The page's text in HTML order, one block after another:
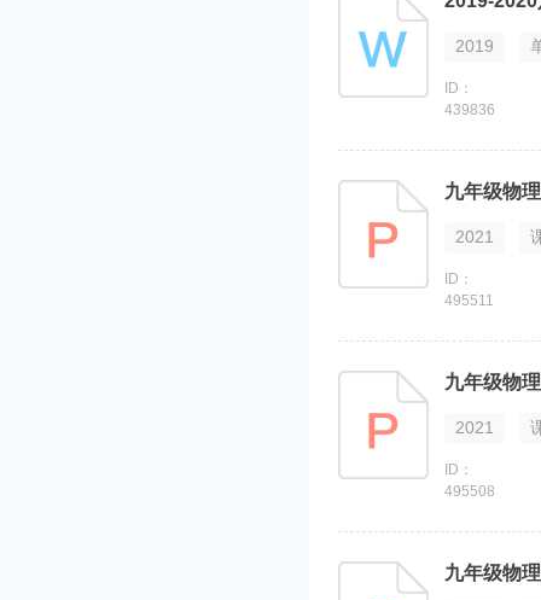
2019
ID：
439836
九年级物
2021
ID：
495511
九年级物
2021
ID：
495508
九年级物